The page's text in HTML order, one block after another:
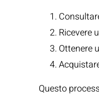
Ricevere
Ottenere
Questo